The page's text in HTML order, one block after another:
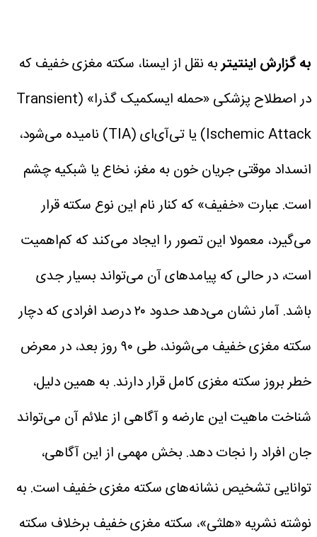
به گزارش اینتیتربه نقل از ایسنا، سکته مغزی خفیف که
در اصطلاح پزشکی «حمله ایسکمیک گذرا» (Transient
Ischemic Attack) یا تی‌آی‌ای (TIA) نامیده می‌شود،
انسداد موقتی جریان خون به مغز، نخاع یا شبکیه چشم
است. عبارت «خفیف» که کنار نام این نوع سکته قرار
می‌گیرد، معمولا این تصور را ایجاد می‌کند که کم‌اهمیت
است، در حالی که پیامدهای آن می‌تواند بسیار جدی
باشد.
آمار نشان می‌دهد حدود ۲۰ درصد افرادی که دچار
سکته مغزی خفیف می‌شوند، طی ۹۰ روز بعد، در معرض
خطر بروز سکته مغزی کامل قرار دارند. به همین دلیل،
شناخت ماهیت این عارضه و آگاهی از علائم آن می‌تواند
جان افراد را نجات دهد. بخش مهمی از این آگاهی،
توانایی تشخیص نشانه‌های سکته مغزی خفیف است. به
نوشته نشریه «هلثی»، سکته مغزی خفیف برخلاف سکته